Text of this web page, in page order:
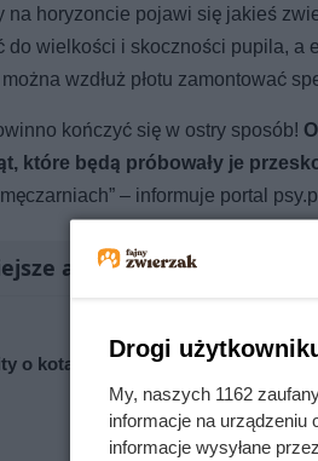
na horyzoncie pojawi się jakieś
do wielkości i skoczności pupila, a
wzdłuż płotu zamontować
kończyć się w ostry sposób!
które będą próbowały je
– informuje portal
artykuły
o kotach, w które wciąż wierzymy.
Drogi
My, naszych 1162
informacje na urządzeniu
informacje wysyłane